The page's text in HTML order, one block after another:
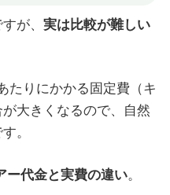
が、 実は比較が難しい
たりにかかる固定費（キ
大きくなるので、自然
。
代金と実費の違い。